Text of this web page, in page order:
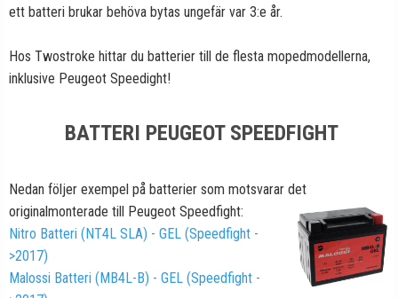
ett batteri brukar behöva bytas ungefär var 3:e år.
Hos Twostroke hittar du batterier till de flesta mopedmodellerna,
inklusive Peugeot Speedight!
BATTERI PEUGEOT SPEEDFIGHT
Nedan följer exempel på batterier som motsvarar det
originalmonterade till Peugeot Speedfight:
Nitro Batteri (NT4L SLA) - GEL (Speedfight -
>2017)
Malossi Batteri (MB4L-B) - GEL (Speedfight -